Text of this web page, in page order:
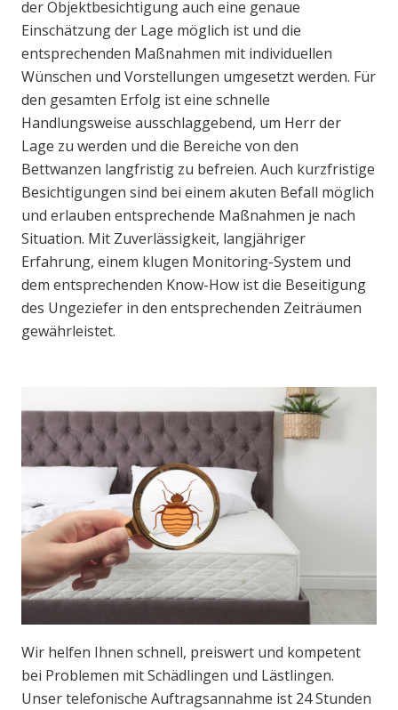
der Objektbesichtigung auch eine genaue
Einschätzung der Lage möglich ist und die
entsprechenden Maßnahmen mit individuellen
Wünschen und Vorstellungen umgesetzt werden. Für
den gesamten Erfolg ist eine schnelle
Handlungsweise ausschlaggebend, um Herr der
Lage zu werden und die Bereiche von den
Bettwanzen langfristig zu befreien. Auch kurzfristige
Besichtigungen sind bei einem akuten Befall möglich
und erlauben entsprechende Maßnahmen je nach
Situation. Mit Zuverlässigkeit, langjähriger
Erfahrung, einem klugen Monitoring-System und
dem entsprechenden Know-How ist die Beseitigung
des Ungeziefer in den entsprechenden Zeiträumen
gewährleistet.
Wir helfen Ihnen schnell, preiswert und kompetent
bei Problemen mit Schädlingen und Lästlingen.
Unser telefonische Auftragsannahme ist 24 Stunden